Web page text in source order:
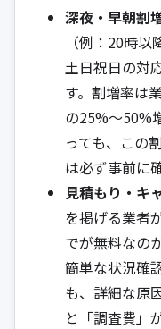
深夜・早朝割
（例：20時
土日祝日の対
す。割増率は
の25%〜50%
っても、この
は必ず事前に
見積もり・キ
を掲げる業者
でが無料なの
簡単な状況確
も、詳細な原
と「調査費」